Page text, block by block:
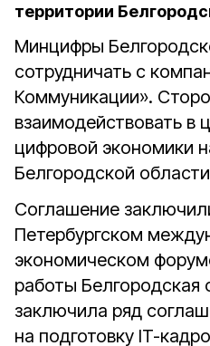
территории
Минцифры
сотрудничать с
Коммуникации».
взаимодействовать в
цифровой экономики
Белгородской
Соглашение
Петербургском
экономическом
работы Белгородская
заключила ряд
на подготовку IT-